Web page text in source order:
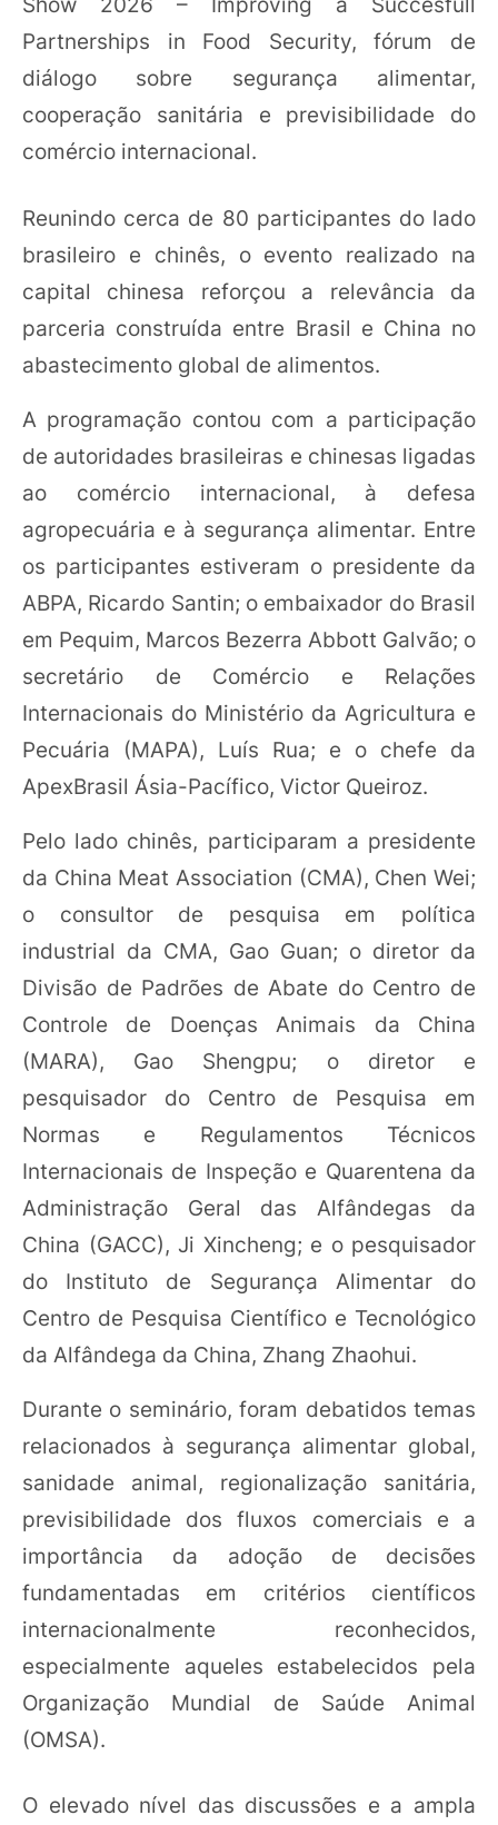
Partnerships in Food Security, fórum de
diálogo sobre segurança alimentar,
cooperação sanitária e previsibilidade do
comércio internacional.
Reunindo cerca de 80 participantes do lado
brasileiro e chinês, o evento realizado na
capital chinesa reforçou a relevância da
parceria construída entre Brasil e China no
abastecimento global de alimentos.
A programação contou com a participação
de autoridades brasileiras e chinesas ligadas
ao comércio internacional, à defesa
agropecuária e à segurança alimentar. Entre
os participantes estiveram o presidente da
ABPA, Ricardo Santin; o embaixador do Brasil
em Pequim, Marcos Bezerra Abbott Galvão; o
secretário de Comércio e Relações
Internacionais do Ministério da Agricultura e
Pecuária (MAPA), Luís Rua; e o chefe da
ApexBrasil Ásia-Pacífico, Victor Queiroz.
Pelo lado chinês, participaram a presidente
da China Meat Association (CMA), Chen Wei;
o consultor de pesquisa em política
industrial da CMA, Gao Guan; o diretor da
Divisão de Padrões de Abate do Centro de
Controle de Doenças Animais da China
(MARA), Gao Shengpu; o diretor e
pesquisador do Centro de Pesquisa em
Normas e Regulamentos Técnicos
Internacionais de Inspeção e Quarentena da
Administração Geral das Alfândegas da
China (GACC), Ji Xincheng; e o pesquisador
do Instituto de Segurança Alimentar do
Centro de Pesquisa Científico e Tecnológico
da Alfândega da China, Zhang Zhaohui.
Durante o seminário, foram debatidos temas
relacionados à segurança alimentar global,
sanidade animal, regionalização sanitária,
previsibilidade dos fluxos comerciais e a
importância da adoção de decisões
fundamentadas em critérios científicos
internacionalmente reconhecidos,
especialmente aqueles estabelecidos pela
Organização Mundial de Saúde Animal
(OMSA).
O elevado nível das discussões e a ampla